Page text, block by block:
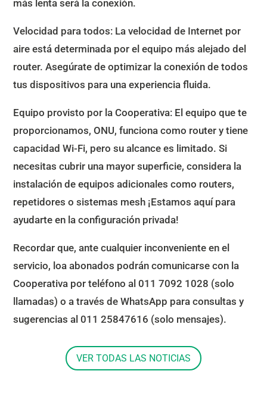
más lenta será la conexión.
Velocidad para todos: La velocidad de Internet por
aire está determinada por el equipo más alejado del
router. Asegúrate de optimizar la conexión de todos
tus dispositivos para una experiencia fluida.
Equipo provisto por la Cooperativa: El equipo que te
proporcionamos, ONU, funciona como router y tiene
capacidad Wi-Fi, pero su alcance es limitado. Si
necesitas cubrir una mayor superficie, considera la
instalación de equipos adicionales como routers,
repetidores o sistemas mesh ¡Estamos aquí para
ayudarte en la configuración privada!
Recordar que, ante cualquier inconveniente en el
servicio, loa abonados podrán comunicarse con la
Cooperativa por teléfono al 011 7092 1028 (solo
llamadas) o a través de WhatsApp para consultas y
sugerencias al 011 25847616 (solo mensajes).
VER TODAS LAS NOTICIAS